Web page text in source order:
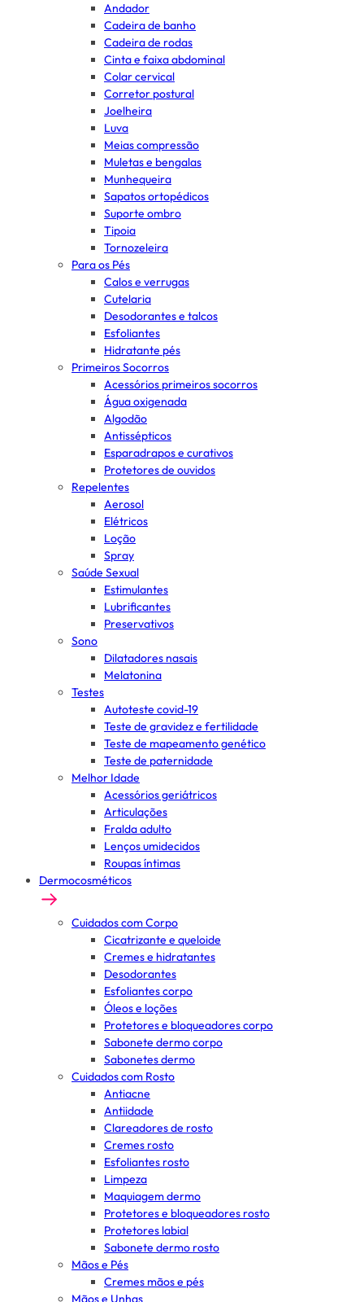
Andador
Cadeira de banho
Cadeira de rodas
Cinta e faixa abdominal
Colar cervical
Corretor postural
Joelheira
Luva
Meias compressão
Muletas e bengalas
Munhequeira
Sapatos ortopédicos
Suporte ombro
Tipoia
Tornozeleira
Para os Pés
Calos e verrugas
Cutelaria
Desodorantes e talcos
Esfoliantes
Hidratante pés
Primeiros Socorros
Acessórios primeiros socorros
Água oxigenada
Algodão
Antissépticos
Esparadrapos e curativos
Protetores de ouvidos
Repelentes
Aerosol
Elétricos
Loção
Spray
Saúde Sexual
Estimulantes
Lubrificantes
Preservativos
Sono
Dilatadores nasais
Melatonina
Testes
Autoteste covid-19
Teste de gravidez e fertilidade
Teste de mapeamento genético
Teste de paternidade
Melhor Idade
Acessórios geriátricos
Articulações
Fralda adulto
Lenços umidecidos
Roupas íntimas
Dermocosméticos
Cuidados com Corpo
Cicatrizante e queloide
Cremes e hidratantes
Desodorantes
Esfoliantes corpo
Óleos e loções
Protetores e bloqueadores corpo
Sabonete dermo corpo
Sabonetes dermo
Cuidados com Rosto
Antiacne
Antiidade
Clareadores de rosto
Cremes rosto
Esfoliantes rosto
Limpeza
Maquiagem dermo
Protetores e bloqueadores rosto
Protetores labial
Sabonete dermo rosto
Mãos e Pés
Cremes mãos e pés
Mãos e Unhas